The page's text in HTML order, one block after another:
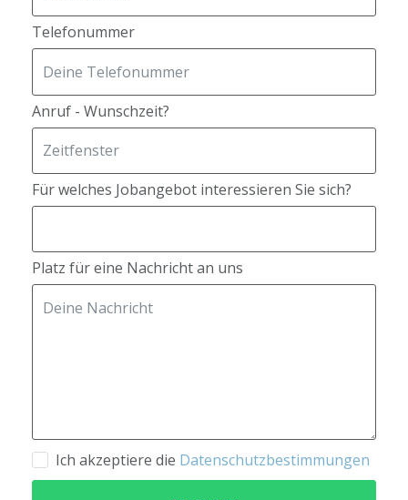
Telefonummer
Anruf - Wunschzeit?
Für welches Jobangebot interessieren Sie sich?
Platz für eine Nachricht an uns
Ich akzeptiere die Datenschutzbestimmungen